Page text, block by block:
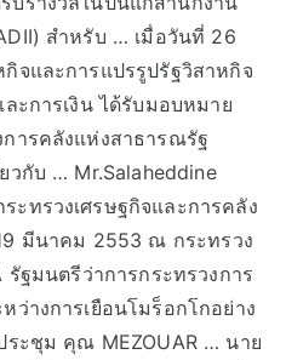
สำหรับ … เมื่อวันที่ 26
จและการแปรรูปรัฐวิสาหกิจ
ละการเงิน ได้รับมอบหมาย
การคลังแห่งสาธารณรัฐ
วกับ … Mr.Salaheddine
ะทรวงเศรษฐกิจและการคลัง
มีนาคม 2553 ณ กระทรวง
รัฐมนตรีว่าการกระทรวงการ
ว่างการเยือนโมร็อกโกอย่าง
ระชุม คุณ MEZOUAR … นาย